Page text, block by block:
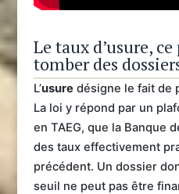
Le taux d’usure,
tomber des
L’usuredésigne le fait de
La loi y répond par un
en TAEG, que la Banque
des taux effectivement
précédent. Un dossier
seuil ne peut pas être